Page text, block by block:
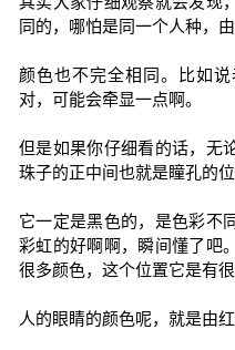
同的，哪怕是同一个人种，
颜色也不完全相同。比如说
对，可能会牵显一点啊。
但是如果你仔细看的话，无
珠子的正中间也就是瞳孔的位
它一定是黑色的，是色彩不
彩虹的好啊啊，瞬间懂了吧
很多颜色，这个位置它是有很
人的眼睛的颜色呢，就是由